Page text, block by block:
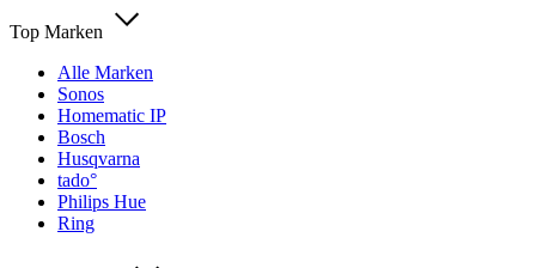
Top Marken
Alle Marken
Sonos
Homematic IP
Bosch
Husqvarna
tado°
Philips Hue
Ring